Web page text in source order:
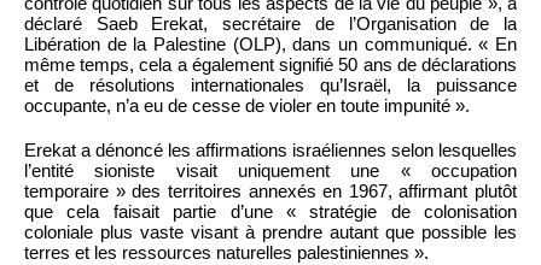
déclaré Saeb Erekat, secrétaire de l’Organisation de la
Libération de la Palestine (OLP), dans un communiqué. « En
même temps, cela a également signifié 50 ans de déclarations
et de résolutions internationales qu’Israël, la puissance
occupante, n’a eu de cesse de violer en toute impunité ».
Erekat a dénoncé les affirmations israéliennes selon lesquelles
l’entité sioniste visait uniquement une « occupation
temporaire » des territoires annexés en 1967, affirmant plutôt
que cela faisait partie d’une « stratégie de colonisation
coloniale plus vaste visant à prendre autant que possible les
terres et les ressources naturelles palestiniennes ».